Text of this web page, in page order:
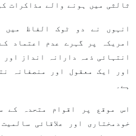
ثالثی میں ہونے والے مذاکرات
انہوں نے دو ٹوک الفاظ میں
امریکہ پر گہرے عدم اعتماد
انتہائی ذمہ دارانہ انداز
اور ایک معقول اور منصفانہ
ہے۔
اس موقع پر اقوام متحدہ کے
خودمختاری اور علاقائی